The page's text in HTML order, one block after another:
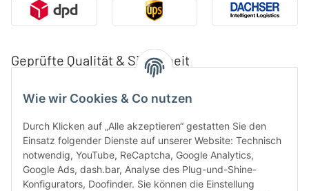
Wie wir Cookies & Co nutzen
Durch Klicken auf „Alle akzeptieren“ gestatten Sie den
Einsatz folgender Dienste auf unserer Website: Technisch
notwendig, YouTube, ReCaptcha, Google Analytics,
Google Ads, dash.bar, Analyse des Plug-und-Shine-
Konfigurators, Doofinder. Sie können die Einstellung
Geprüfte Qualität & Sicherheit